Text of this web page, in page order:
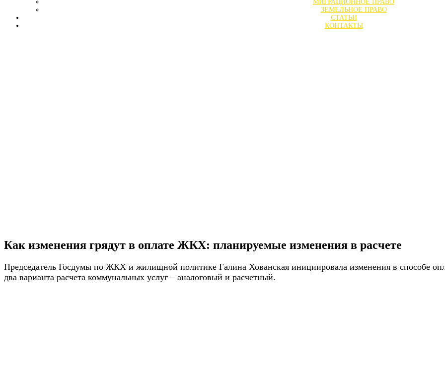
МИГРАЦИОННОЕ ПРАВО
ЗЕМЕЛЬНОЕ ПРАВО
СТАТЬИ
КОНТАКТЫ
Как изменения грядут в оплате ЖКХ: планируемые изменения в расчете
Председатель Госдумы по ЖКХ и жилищной политике Галина Хованская инициировала изменения в способе
два варианта расчета коммунальных услуг – аналоговый и расчетный.